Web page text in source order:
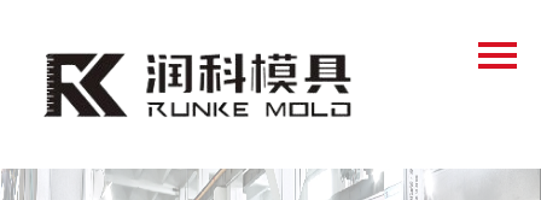
Продукция